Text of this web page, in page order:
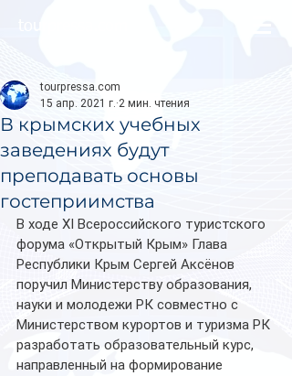
В крымских учебных
заведениях будут
преподавать основы
гостеприимства
tourpressa.com
15 апр. 2021 г. 2 мин. чтения
В ходе XI Всероссийского туристского
форума «Открытый Крым» Глава
Республики Крым Сергей Аксёнов
поручил Министерству образования,
науки и молодежи РК совместно с
Министерством курортов и туризма РК
разработать образовательный курс,
направленный на формирование